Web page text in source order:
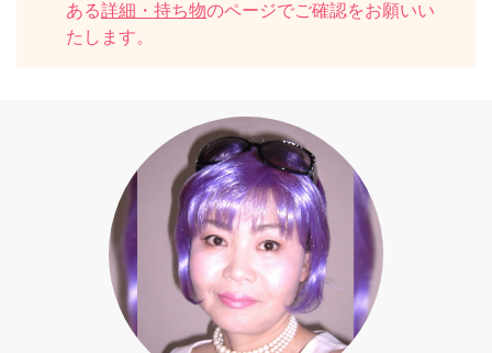
ある詳細・持ち物のページでご確認をお願いい
たします。